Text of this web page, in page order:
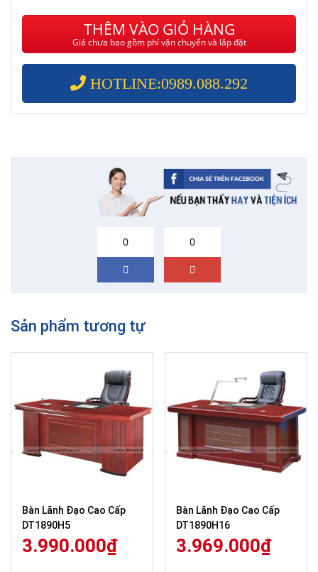
THÊM VÀO GIỎ HÀNG
Giá chưa bao gồm phí vận chuyển và lắp đặt
HOTLINE:0989.088.292
0 0
Sản phẩm tương tự
Bàn Lãnh Đạo Cao Cấp
DT1890H5
3.990.000₫
Bàn Lãnh Đạo Cao Cấp
DT1890H16
3.969.000₫